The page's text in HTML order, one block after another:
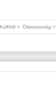
Külföld > Olaszország >